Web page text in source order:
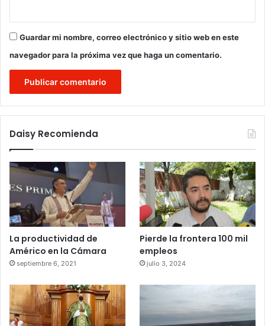
Guardar mi nombre, correo electrónico y sitio web en este
navegador para la próxima vez que haga un comentario.
Daisy Recomienda
La productividad de
Américo en la Cámara
septiembre 6, 2021
Pierde la frontera 100 mil
empleos
julio 3, 2024